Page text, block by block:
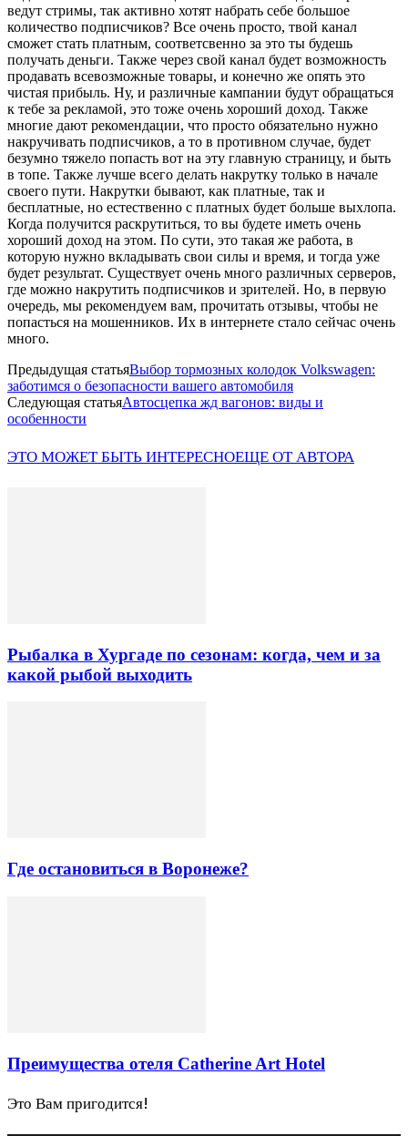
ведут стримы, так активно хотят набрать себе большое
количество подписчиков? Все очень просто, твой канал
сможет стать платным, соответсвенно за это ты будешь
получать деньги. Также через свой канал будет возможность
продавать всевозможные товары, и конечно же опять это
чистая прибыль. Ну, и различные кампании будут обращаться
к тебе за рекламой, это тоже очень хороший доход. Также
многие дают рекомендации, что просто обязательно нужно
накручивать подписчиков, а то в противном случае, будет
безумно тяжело попасть вот на эту главную страницу, и быть
в топе. Также лучше всего делать накрутку только в начале
своего пути. Накрутки бывают, как платные, так и
бесплатные, но естественно с платных будет больше выхлопа.
Когда получится раскрутиться, то вы будете иметь очень
хороший доход на этом. По сути, это такая же работа, в
которую нужно вкладывать свои силы и время, и тогда уже
будет результат. Существует очень много различных серверов,
где можно накрутить подписчиков и зрителей. Но, в первую
очередь, мы рекомендуем вам, прочитать отзывы, чтобы не
попасться на мошенников. Их в интернете стало сейчас очень
много.
Предыдущая статьяВыбор тормозных колодок Volkswagen:
заботимся о безопасности вашего автомобиля
Следующая статьяАвтосцепка жд вагонов: виды и
особенности
ЭТО МОЖЕТ БЫТЬ ИНТЕРЕСНОЕЩЕ ОТ АВТОРА
Рыбалка в Хургаде по сезонам: когда, чем и за
какой рыбой выходить
Где остановиться в Воронеже?
Преимущества отеля Catherine Art Hotel
Это Вам пригодится!